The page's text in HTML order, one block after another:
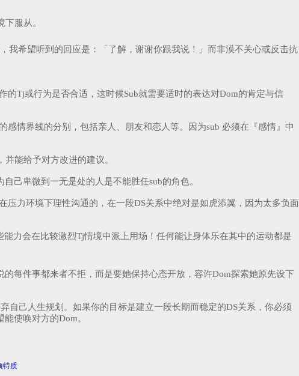
服从。
我希望听到的回应是：「了解，谢谢你跟我说！」而非漠不关心或反击抗
Tj或行为是否合适，这时候Sub就需要适时的表达对Dom的肯定与信
情界线的分别，包括亲人、朋友和恋人等。因为sub 必须在『感情』中
能给予对方改进的建议。
己卑微到一无是处的人是不能胜任sub的角色。
力环境下理性沟通的，在一段DS关系中绝对是如虎添翼，因为太多负面
力会在比较激烈Tj情境中派上用场！任何能让身体乐在其中的运动都是
每件事都来者不拒，而是要她保持心态开放，容许Dom探索她原先设下
自己人生规划。如果你的目标是建立一段长期而稳定的DS关系，你必须
使唤对方的Dom。
特质